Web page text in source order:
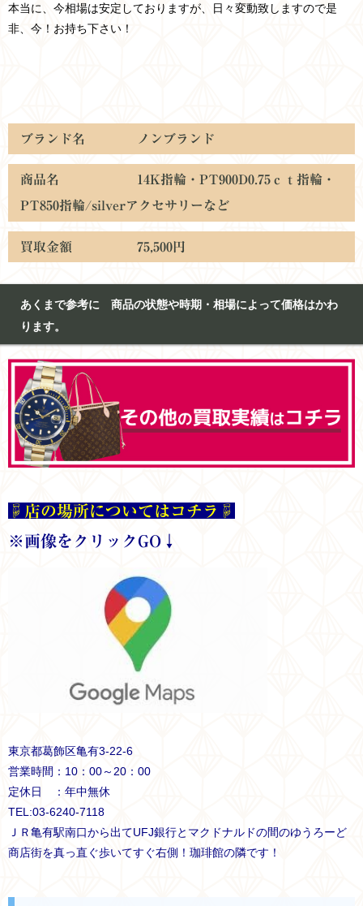
本当に、今相場は安定しておりますが、日々変動致しますので是
非、今！お持ち下さい！
ブランド名 ノンブランド
商品名 14K指輪・PT900D0.75ｃｔ指輪・
PT850指輪/silverアクセサリーなど
買取金額 75,500円
あくまで参考に 商品の状態や時期・相場によって価格はかわ
ります。
☟店の場所についてはコチラ☟
※画像をクリックGO↓
東京都葛飾区亀有3-22-6
営業時間：10：00～20：00
定休日 ：年中無休
TEL:03-6240-7118
ＪＲ亀有駅南口から出てUFJ銀行とマクドナルドの間のゆうろーど
商店街を真っ直ぐ歩いてすぐ右側！珈琲館の隣です！